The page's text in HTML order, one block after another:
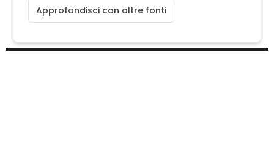
Approfondisci con altre fonti